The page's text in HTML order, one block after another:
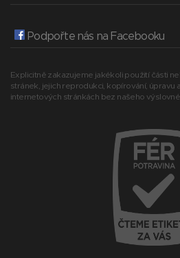
Podpořte nás na Facebooku
Explicitně zakazujeme jakékoli použití části
stránek, jejich reprodukci, kopírování, úpravu
internetových stránkách bez našeho